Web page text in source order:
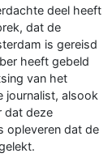
deel heeft
dat de
is gereisd
heeft gebeld
van het
journalist, alsook
dat deze
opleveren dat de